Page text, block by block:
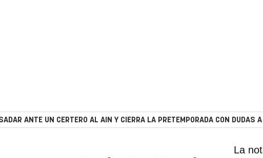
ANTE UN CERTERO AL AIN Y CIERRA LA PRETEMPORADA CON DUDAS
La